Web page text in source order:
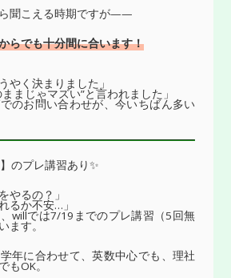
聞こえる時期ですが——
らでも十分間に合います！
やく決まりました」
ままじゃマズい”と言われました」
のお問い合わせが、今いちばん多い
のプレ講習あり✨
やるの？」
るか不安…」
willでは7/19までのプレ講習（5回無
ます。
年に合わせて、英数中心でも、理社
もOK。